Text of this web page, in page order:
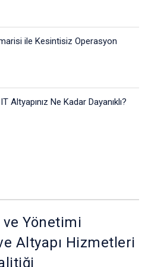
prototipleme ve geliştirme
altyapılar, bu süreçlerin
olur. Yeni özellikler ve
merkezi olarak
ve güncellemelerde
Bu, inovasyon sürecini
ve dağıtım (CI/CD)
ve dağıtım süreçlerini
ile Kesintisiz Operasyon
Altyapınız Ne Kadar Dayanıklı?
Yönetimi
Altyapı Hizmetleri